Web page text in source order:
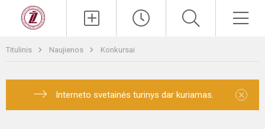
Titulinis Naujienos Konkursai
Interneto svetainės turinys dar kuriamas. ×